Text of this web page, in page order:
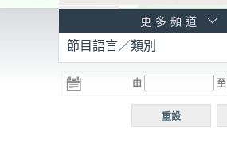
R3
電台 電台
R5
電台
普通
更多頻道
節目語言／類別
由 至
重設